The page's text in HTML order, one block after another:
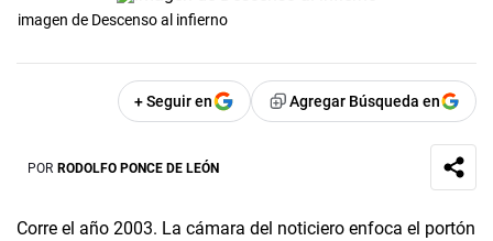
imagen de Descenso al infierno
+ Seguir en Agregar Búsqueda en
POR RODOLFO PONCE DE LEÓN
Corre el año 2003. La cámara del noticiero enfoca el portón